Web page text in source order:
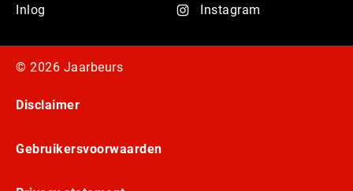
Inlog Instagram
© 2026 Jaarbeurs
Disclaimer
Gebruikersvoorwaarden